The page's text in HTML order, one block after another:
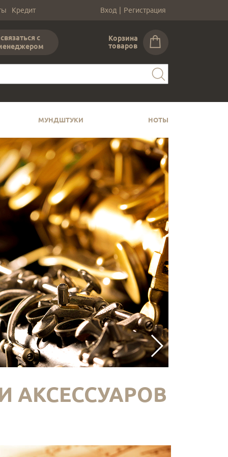
Кредит Вход | Регистрация
связаться с
Корзина
товаров
МУНДШТУКИ НОТЫ
АКСЕССУАРОВ